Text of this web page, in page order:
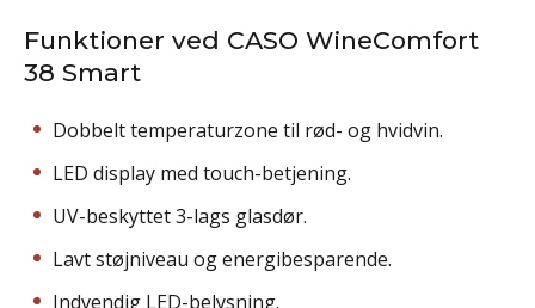
Funktioner ved CASO WineComfort
38 Smart
Dobbelt temperaturzone til rød- og hvidvin.
LED display med touch-betjening.
UV-beskyttet 3-lags glasdør.
Lavt støjniveau og energibesparende.
Indvendig LED-belysning.